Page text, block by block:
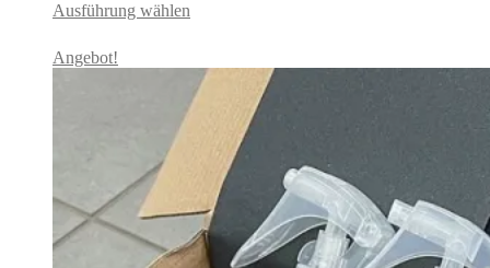
Ausführung wählen
Angebot!